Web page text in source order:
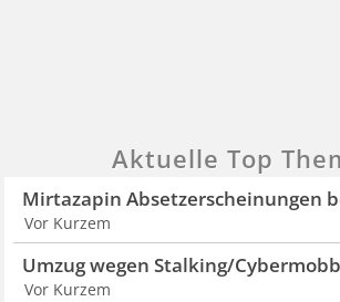
Aktuelle Top
Mirtazapin Absetzerscheinungen
Vor Kurzem
Umzug wegen Stalking/
Vor Kurzem